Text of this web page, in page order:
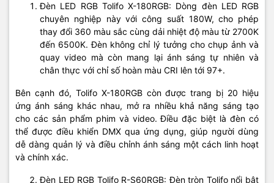
Đèn LED RGB Tolifo X-180RGB: Dòng đèn LED RGB
chuyên nghiệp này với công suất 180W, cho phép
thay đổi 360 màu sắc cùng dải nhiệt độ màu từ 2700K
đến 6500K. Đèn không chỉ lý tưởng cho chụp ảnh và
quay video mà còn mang lại ánh sáng tự nhiên và
chân thực với chỉ số hoàn màu CRI lên tới 97+.
Bên cạnh đó, Tolifo X-180RGB còn được trang bị 20 hiệu
ứng ánh sáng khác nhau, mở ra nhiều khả năng sáng tạo
cho các sản phẩm phim và video. Điều đặc biệt là đèn có
thể được điều khiển DMX qua ứng dụng, giúp người dùng
dễ dàng quản lý và điều chỉnh ánh sáng một cách linh hoạt
và chính xác.
Đèn LED RGB Tolifo R-S60RGB: Đèn tròn Tolifo nổi bật